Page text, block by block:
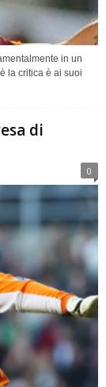
in un
la critica è ai suoi
di
0